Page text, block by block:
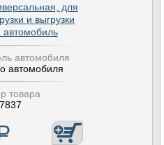
для
и выгрузки
автомобиль
автомобиля
автомобиля
товара